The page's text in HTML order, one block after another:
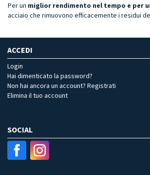
Per un miglior rendimento nel tempo e per
acciaio che rimuovono efficacemente i residui
ACCEDI
Login
Hai dimenticato la password?
Non hai ancora un account? Registrati
Elimina il tuo account
SOCIAL